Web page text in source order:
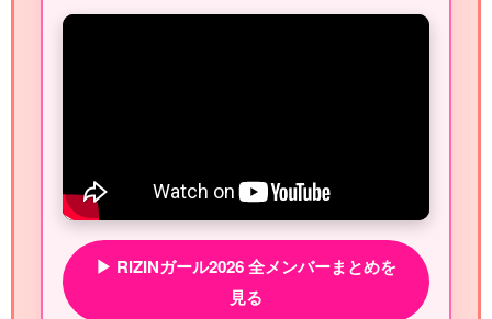
▶ RIZINガール2026 全メンバーまとめを
見る